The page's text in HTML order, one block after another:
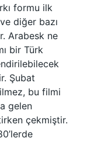
formu ilk
diğer bazı
Arabesk ne
bir Türk
Şubat
bu filmi
gelen
çekmiştir.